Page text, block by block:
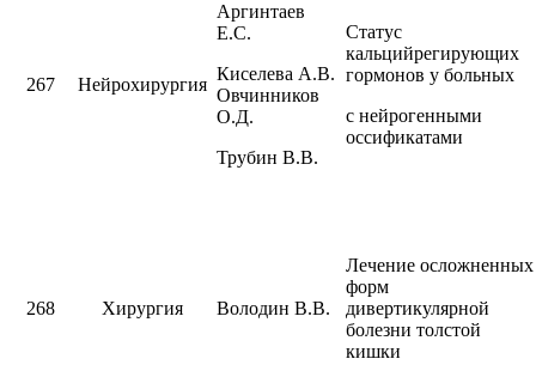
267 Нейрохирургия
Аргинтаев
Е.С.
Киселева А.В.
Овчинников
О.Д.
Трубин В.В.
Статус
кальцийрегирующих
гормонов у больных
с нейрогенными
оссификатами
268 Хирургия Володин В.В.
Лечение осложненных
форм
дивертикулярной
болезни толстой
кишки